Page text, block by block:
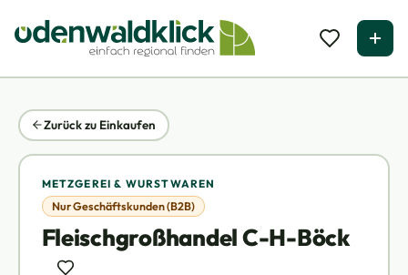
Zurück zu Einkaufen
METZGEREI & WURSTWAREN
Nur Geschäftskunden (B2B)
Fleischgroßhandel C-H-Böck